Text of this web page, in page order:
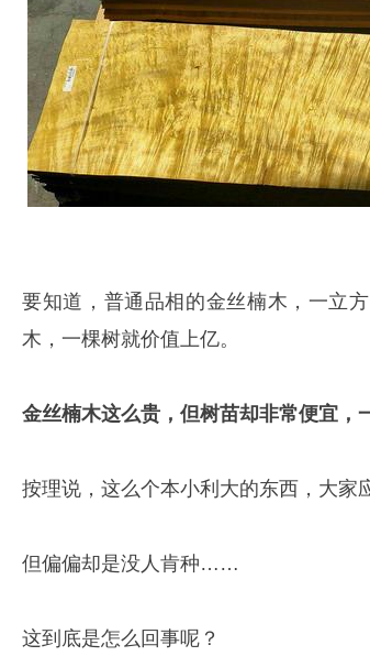
要知道，普通品相的金丝楠木，一立
木，一棵树就价值上亿。
金丝楠木这么贵，但树苗却非常便宜，
按理说，这么个本小利大的东西，大家
但偏偏却是没人肯种……
这到底是怎么回事呢？